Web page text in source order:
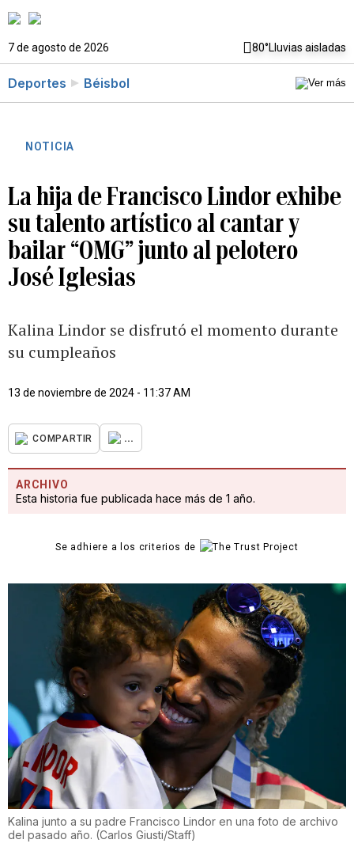
7 de agosto de 2026 80°Lluvias aisladas
Deportes Béisbol
NOTICIA
La hija de Francisco Lindor exhibe
su talento artístico al cantar y
bailar “OMG” junto al pelotero
José Iglesias
Kalina Lindor se disfrutó el momento durante
su cumpleaños
13 de noviembre de 2024 - 11:37 AM
COMPARTIR ...
ARCHIVO
Esta historia fue publicada hace más de 1 año.
Se adhiere a los criterios de
Kalina junto a su padre Francisco Lindor en una foto de archivo
del pasado año. (Carlos Giusti/Staff)